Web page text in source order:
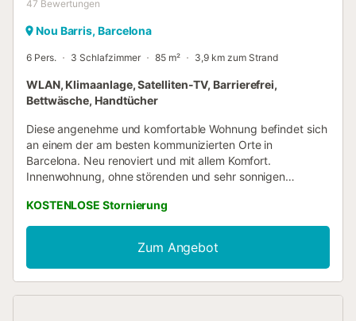
47 Bewertungen
Nou Barris, Barcelona
6 Pers. 3 Schlafzimmer 85 m² 3,9 km zum Strand
WLAN, Klimaanlage, Satelliten-TV, Barrierefrei,
Bettwäsche, Handtücher
Diese angenehme und komfortable Wohnung befindet sich
an einem der am besten kommunizierten Orte in
Barcelona. Neu renoviert und mit allem Komfort.
Innenwohnung, ohne störenden und sehr sonnigen
Laminatböden. Wifi 3 Schlafzimmer (eines mit zwei Betten
von 90, eines mit Doppelbett 135 und das dritte mit einem
Etagenbett mit zwei Betten von 90). 2 Badezimmer, eines
mit Badewanne und Bidet und eines mit Dusche. Große
Einbauschränke. Die U-Bahnstation Fabra i Puig ist die
KOSTENLOSE Stornierung
Zum Angebot